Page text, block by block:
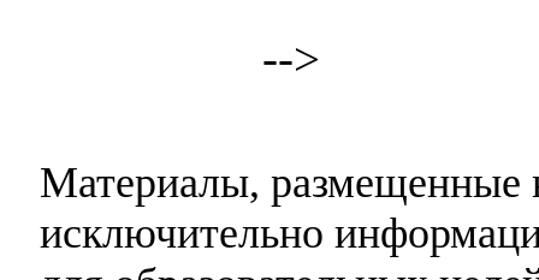
-->
Материалы, размещенные
исключительно